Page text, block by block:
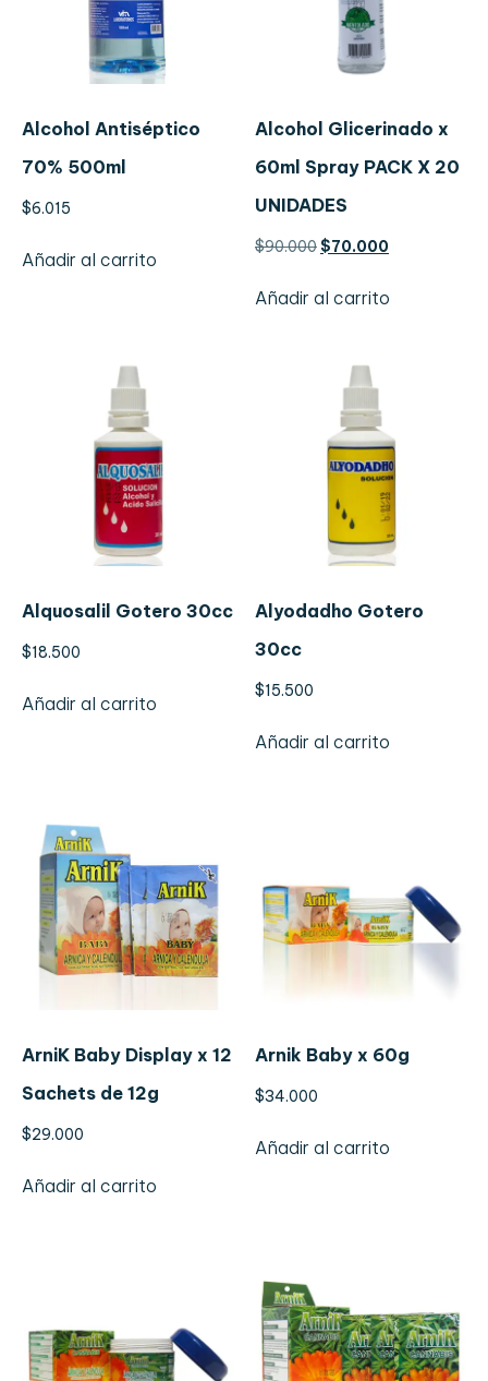
Alcohol Antiséptico
70% 500ml
$6.015
Añadir al carrito
Alcohol Glicerinado x
60ml Spray PACK X 20
UNIDADES
$90.000 $70.000
Añadir al carrito
Alquosalil Gotero 30cc
$18.500
Añadir al carrito
Alyodadho Gotero
30cc
$15.500
Añadir al carrito
ArniK Baby Display x 12
Sachets de 12g
$29.000
Añadir al carrito
Arnik Baby x 60g
$34.000
Añadir al carrito